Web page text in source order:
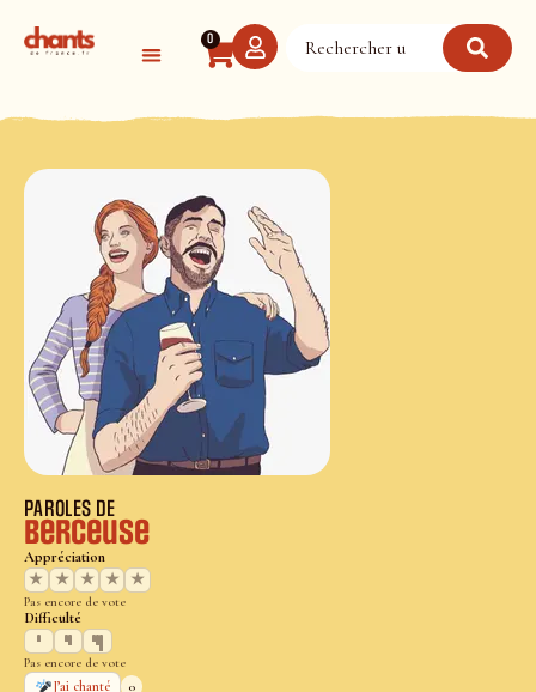
0
PAROLES DE
Berceuse
Appréciation
★
★ ★ ★ ★
Pas encore de vote
Difficulté
Pas encore de vote
J’ai chanté
0